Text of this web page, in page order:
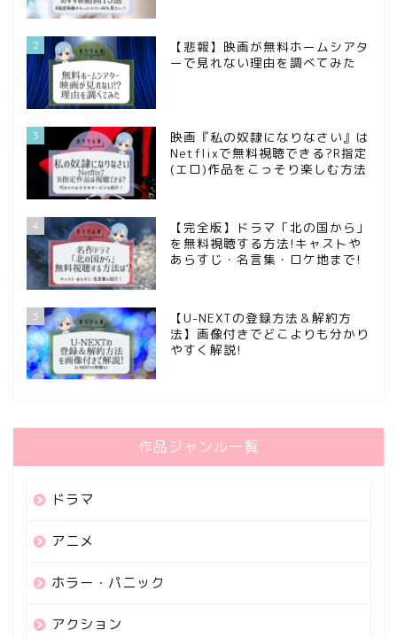
2
【悲報】映画が無料ホームシアタ
ーで見れない理由を調べてみた
3
映画『私の奴隷になりなさい』は
Netflixで無料視聴できる?R指定
(エロ)作品をこっそり楽しむ方法
4
【完全版】ドラマ「北の国から」
を無料視聴する方法!キャストや
あらすじ・名言集・ロケ地まで!
5
【U-NEXTの登録方法＆解約方
法】画像付きでどこよりも分かり
やすく解説!
作品ジャンル一覧
ドラマ
アニメ
ホラー・パニック
アクション